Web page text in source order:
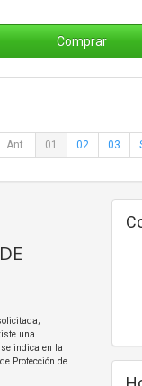
Comprar
Ant. 01 02 03
una
indica en la
Protección de